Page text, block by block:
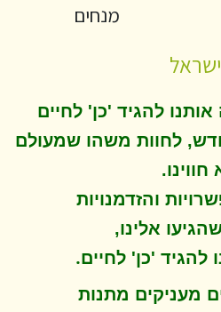
מנחים
להגיד 'כן' לחיים
לחוות משהו שמעולם
חווינו.
והזדמנויות
אלינו,
להגיד 'כן' לחיים.
מעניקים מתנות